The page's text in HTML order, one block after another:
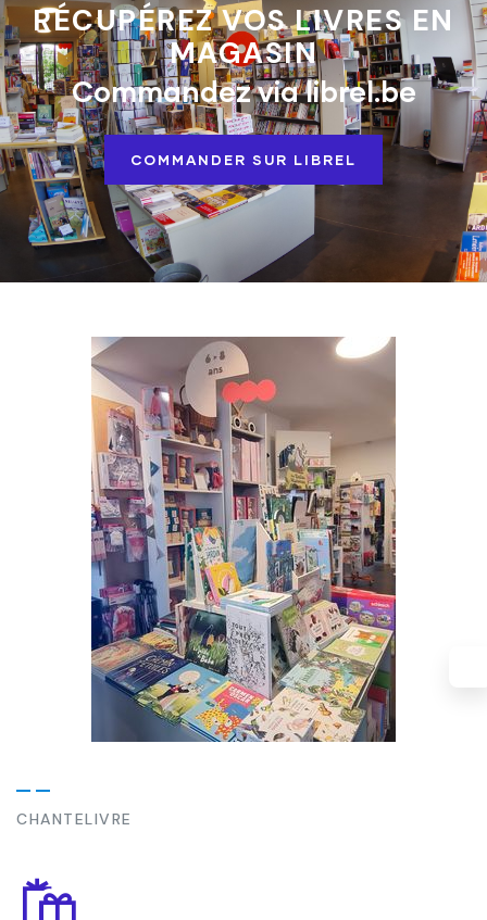
RÉCUPÉREZ VOS LIVRES EN
MAGASIN
Commandez via librel.be
COMMANDER SUR LIBREL
CHANTELIVRE